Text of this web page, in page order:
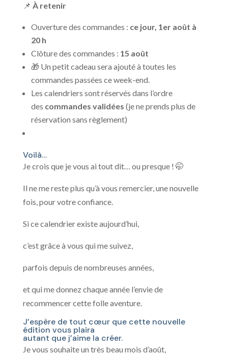
📌 À retenir
Ouverture des commandes : ce jour, 1er août à
20 h
Clôture des commandes : 15 août
🎁 Un petit cadeau sera ajouté à toutes les
commandes passées ce week-end.
Les calendriers sont réservés dans l’ordre
des commandes validées (je ne prends plus de
réservation sans règlement)
Voilà…
Je crois que je vous ai tout dit… ou presque ! 🤭
Il ne me reste plus qu’à vous remercier, une nouvelle
fois, pour votre confiance.
Si ce calendrier existe aujourd’hui,
c’est grâce à vous qui me suivez,
parfois depuis de nombreuses années,
et qui me donnez chaque année l’envie de
recommencer cette folle aventure.
J’espère de tout cœur que cette nouvelle
édition vous plaira
autant que j’aime la créer.
Je vous souhaite un très beau mois d’août,